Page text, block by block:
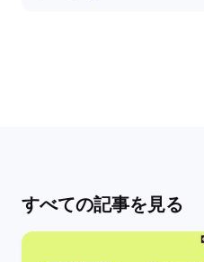
すべての記事を見る